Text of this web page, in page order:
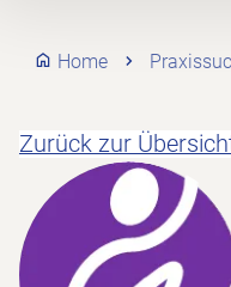
Home
Zurück zur